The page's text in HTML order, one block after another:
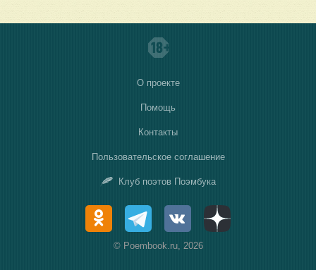
О проекте
Помощь
Контакты
Пользовательское соглашение
Клуб поэтов Поэмбука
© Poembook.ru, 2026